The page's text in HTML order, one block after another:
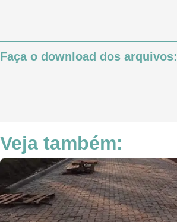
Faça o download dos arquivos:
Veja também: